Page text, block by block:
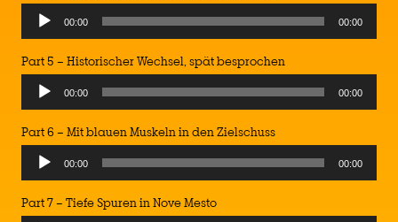
Audio
Player
00:00 00:00
Part 5 – Historischer Wechsel, spät besprochen
Audio
Player
00:00 00:00
Part 6 – Mit blauen Muskeln in den Zielschuss
Audio
Player
00:00 00:00
Part 7 – Tiefe Spuren in Nove Mesto